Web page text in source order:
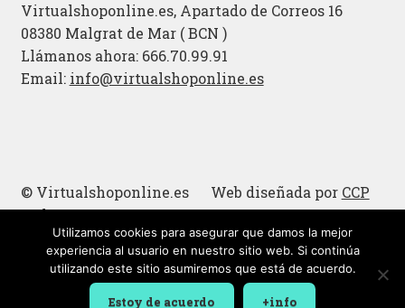
Virtualshoponline.es, Apartado de Correos 16
08380 Malgrat de Mar ( BCN )
Llámanos ahora: 666.70.99.91
Email: info@virtualshoponline.es
© Virtualshoponline.es Web diseñada por CCP
Cadena
Cucharas de madera
Utilizamos cookies para asegurar que damos la mejor
experiencia al usuario en nuestro sitio web. Si continúa
utilizando este sitio asumiremos que está de acuerdo.
Estoy de acuerdo +info